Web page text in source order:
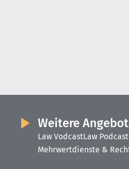
Weitere
Law VodcastLaw
Mehrwertdienste &